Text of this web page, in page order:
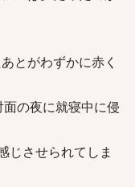
とがわずかに赤く
の夜に就寝中に侵
させられてしま